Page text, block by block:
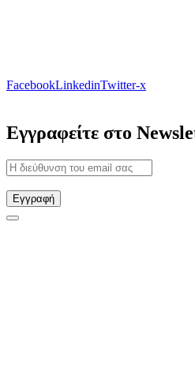
FacebookLinkedinTwitter-x
Εγγραφείτε στο
Εγγραφή